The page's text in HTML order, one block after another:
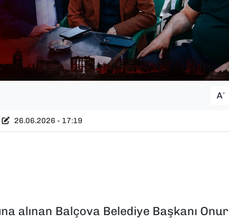
A-
26.06.2026 - 17:19
alınan Balçova Belediye Başkanı Onur